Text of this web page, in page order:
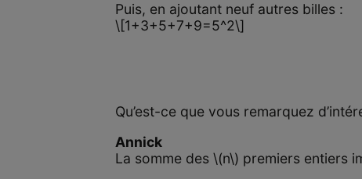
Puis, en ajoutant neuf autres billes :
\[1+3+5+7+9=5^2\]
Qu’est-ce que vous remarquez
Annick
La somme des \(n\) premiers entiers